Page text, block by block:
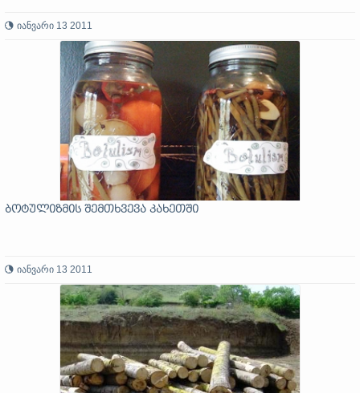
იანვარი 13 2011
ბოტულიზმის შემთხვევა კახეთში
იანვარი 13 2011